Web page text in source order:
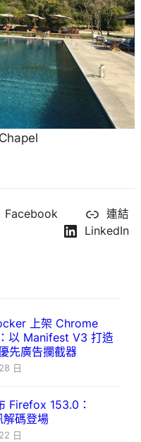
Facebook
連結
LinkedIn
上架 Chrome
以 Manifest V3 打造
先廣告攔截器
日
Firefox 153.0：
碼登場
日